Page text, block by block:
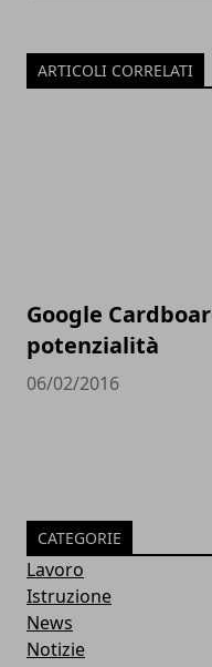
ARTICOLI CORRELATI
Google
potenzialità
06/02/2016
CATEGORIE
Lavoro
Istruzione
News
Notizie